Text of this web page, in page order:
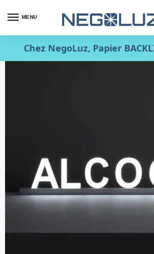
MENU
Chez NegoLuz, Papier